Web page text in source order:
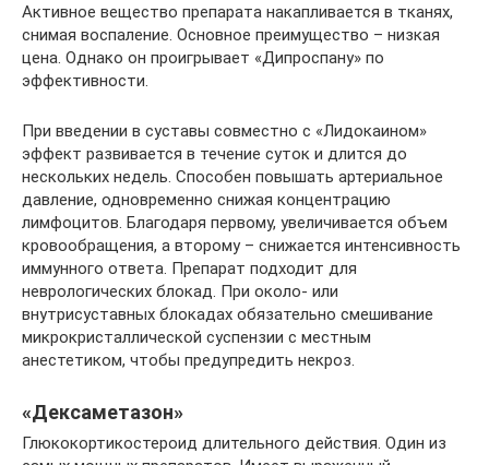
Активное вещество препарата накапливается в тканях,
снимая воспаление. Основное преимущество – низкая
цена. Однако он проигрывает «Дипроспану» по
эффективности.
При введении в суставы совместно с «Лидокаином»
эффект развивается в течение суток и длится до
нескольких недель. Способен повышать артериальное
давление, одновременно снижая концентрацию
лимфоцитов. Благодаря первому, увеличивается объем
кровообращения, а второму – снижается интенсивность
иммунного ответа. Препарат подходит для
неврологических блокад. При около- или
внутрисуставных блокадах обязательно смешивание
микрокристаллической суспензии с местным
анестетиком, чтобы предупредить некроз.
«Дексаметазон»
Глюкокортикостероид длительного действия. Один из